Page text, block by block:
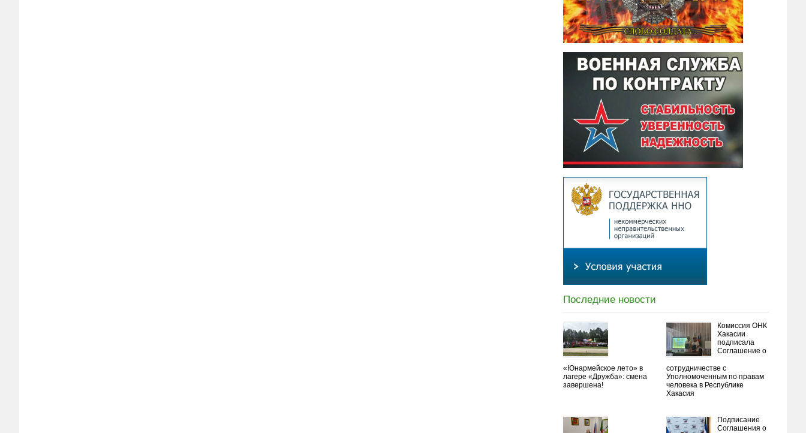
Последние новости
«Юнармейское лето» в
лагере «Дружба»: смена
завершена!
Комиссия ОНК
Хакасии
подписала
Соглашение о
сотрудничестве с
Уполномоченным по правам
человека в Республике
Хакасия
Подписание
Соглашения о